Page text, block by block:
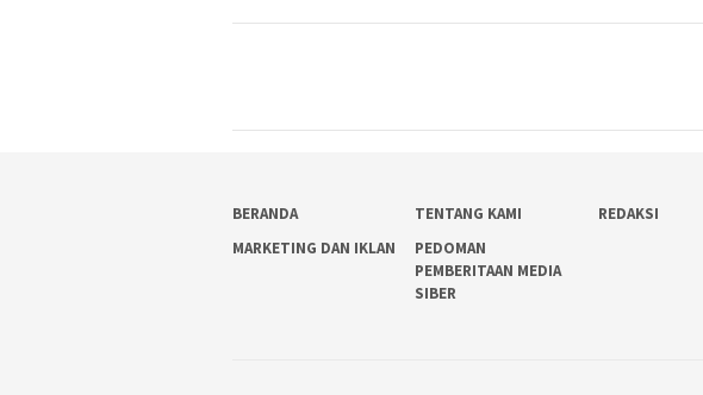
BERANDA TENTANG KAMI
REDAKSI
MARKETING DAN IKLAN
PEDOMAN
PEMBERITAAN MEDIA
SIBER